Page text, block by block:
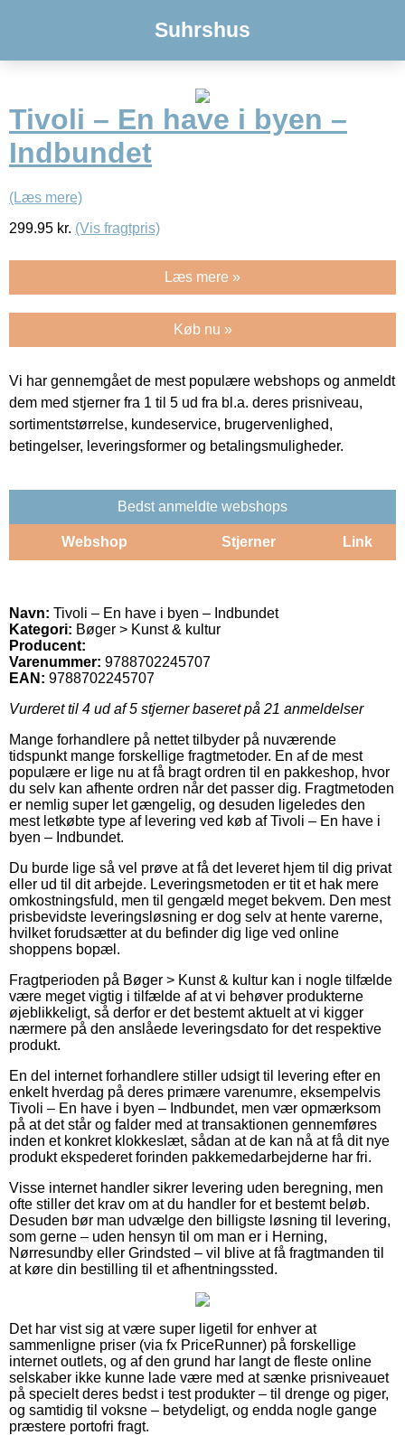
Suhrshus
Tivoli – En have i byen –
Indbundet
(Læs mere)
299.95 kr. (Vis fragtpris)
Læs mere »
Køb nu »
Vi har gennemgået de mest populære webshops og anmeldt
dem med stjerner fra 1 til 5 ud fra bl.a. deres prisniveau,
sortimentstørrelse, kundeservice, brugervenlighed,
betingelser, leveringsformer og betalingsmuligheder.
Bedst anmeldte webshops
Webshop Stjerner Link
Navn: Tivoli – En have i byen – Indbundet
Kategori: Bøger > Kunst & kultur
Producent:
Varenummer: 9788702245707
EAN: 9788702245707
Vurderet til 4 ud af 5 stjerner baseret på 21 anmeldelser
Mange forhandlere på nettet tilbyder på nuværende
tidspunkt mange forskellige fragtmetoder. En af de mest
populære er lige nu at få bragt ordren til en pakkeshop, hvor
du selv kan afhente ordren når det passer dig. Fragtmetoden
er nemlig super let gængelig, og desuden ligeledes den
mest letkøbte type af levering ved køb af Tivoli – En have i
byen – Indbundet.
Du burde lige så vel prøve at få det leveret hjem til dig privat
eller ud til dit arbejde. Leveringsmetoden er tit et hak mere
omkostningsfuld, men til gengæld meget bekvem. Den mest
prisbevidste leveringsløsning er dog selv at hente varerne,
hvilket forudsætter at du befinder dig lige ved online
shoppens bopæl.
Fragtperioden på Bøger > Kunst & kultur kan i nogle tilfælde
være meget vigtig i tilfælde af at vi behøver produkterne
øjeblikkeligt, så derfor er det bestemt aktuelt at vi kigger
nærmere på den anslåede leveringsdato for det respektive
produkt.
En del internet forhandlere stiller udsigt til levering efter en
enkelt hverdag på deres primære varenumre, eksempelvis
Tivoli – En have i byen – Indbundet, men vær opmærksom
på at det står og falder med at transaktionen gennemføres
inden et konkret klokkeslæt, sådan at de kan nå at få dit nye
produkt ekspederet forinden pakkemedarbejderne har fri.
Visse internet handler sikrer levering uden beregning, men
ofte stiller det krav om at du handler for et bestemt beløb.
Desuden bør man udvælge den billigste løsning til levering,
som gerne – uden hensyn til om man er i Herning,
Nørresundby eller Grindsted – vil blive at få fragtmanden til
at køre din bestilling til et afhentningssted.
Det har vist sig at være super ligetil for enhver at
sammenligne priser (via fx PriceRunner) på forskellige
internet outlets, og af den grund har langt de fleste online
selskaber ikke kunne lade være med at sænke prisniveauet
på specielt deres bedst i test produkter – til drenge og piger,
og samtidig til voksne – betydeligt, og endda nogle gange
præstere portofri fragt.